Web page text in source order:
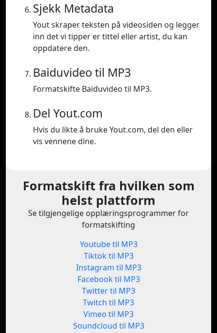
Sjekk Metadata
Yout skraper teksten på videosiden og legger
inn det vi tipper er tittel eller artist, du kan
oppdatere den.
Baiduvideo til MP3
Formatskifte Baiduvideo til MP3.
Del Yout.com
Hvis du likte å bruke Yout.com, del den eller
vis vennene dine.
Formatskift fra hvilken som
helst plattform
Se tilgjengelige opplæringsprogrammer for
formatskifting
Youtube til MP3
Tiktok til MP3
Instagram til MP3
Facebook til MP3
Twitter til MP3
Twitch til MP3
Vimeo til MP3
Soundcloud til MP3